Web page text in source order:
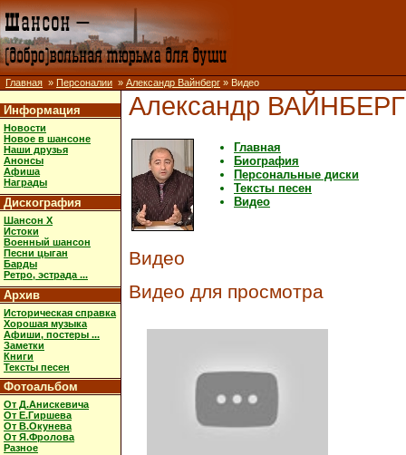
Главная » Персоналии » Александр Вайнберг » Видео
Информация
Новости
Новое в шансоне
Наши друзья
Анонсы
Афиша
Награды
Дискография
Шансон X
Истоки
Военный шансон
Песни цыган
Барды
Ретро, эстрада ...
Архив
Историческая справка
Хорошая музыка
Афиши, постеры ...
Заметки
Книги
Тексты песен
Фотоальбом
От Д.Анискевича
От Е.Гиршева
От В.Окунева
От Я.Фролова
Разное
Александр ВАЙНБЕРГ
Главная
Биография
Персональные диски
Тексты песен
Видео
Видео
Видео для просмотра